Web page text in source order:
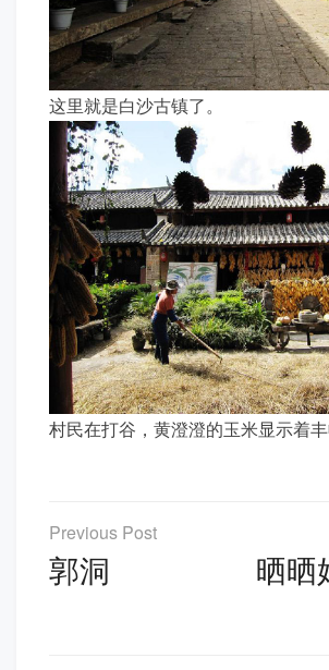
这里就是白沙古镇了。
村民在打谷，黄澄澄的玉米显示着丰
文
章
导
郭洞
晒晒